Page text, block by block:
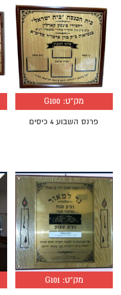
מק"ט: G100
פרנס השבוע 4 כיסים
מק"ט:G101